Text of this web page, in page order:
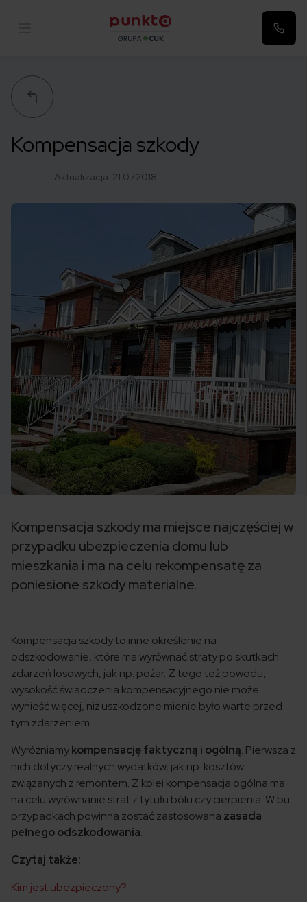
Kompensacja szkody
Aktualizacja: 21.07.2018
Kompensacja szkody ma miejsce najczęściej w
przypadku ubezpieczenia domu lub
mieszkania i ma na celu rekompensatę za
poniesione szkody materialne.
Kompensacja szkody to inne określenie na
odszkodowanie, które ma wyrównać straty po skutkach
zdarzeń losowych, jak np. pożar. Z tego też powodu,
wysokość świadczenia kompensacyjnego nie może
wynieść więcej, niż uszkodzone mienie było warte przed
tym zdarzeniem.
Wyróżniamykompensację faktyczną i ogólną. Pierwsza z
nich dotyczy realnych wydatków, jak np. kosztów
związanych z remontem. Z kolei kompensacja ogólna ma
na celu wyrównanie strat z tytułu bólu czy cierpienia. W bu
przypadkach powinna zostać zastosowana zasada
pełnego odszkodowania.
Czytaj także:
Kim jest ubezpieczony?